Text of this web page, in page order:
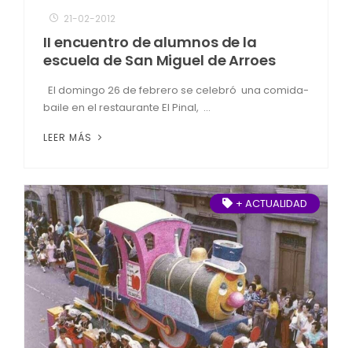
21-02-2012
II encuentro de alumnos de la
escuela de San Miguel de Arroes
El domingo 26 de febrero se celebró una comida-
baile en el restaurante El Pinal, ...
LEER MÁS
+ ACTUALIDAD